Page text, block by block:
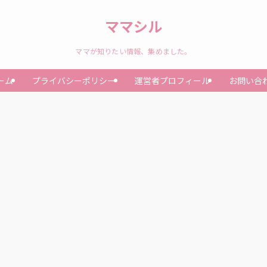
ママシル
ママが知りたい情報、集めました。
ム プライバシーポリシー 運営者プロフィール お問い合